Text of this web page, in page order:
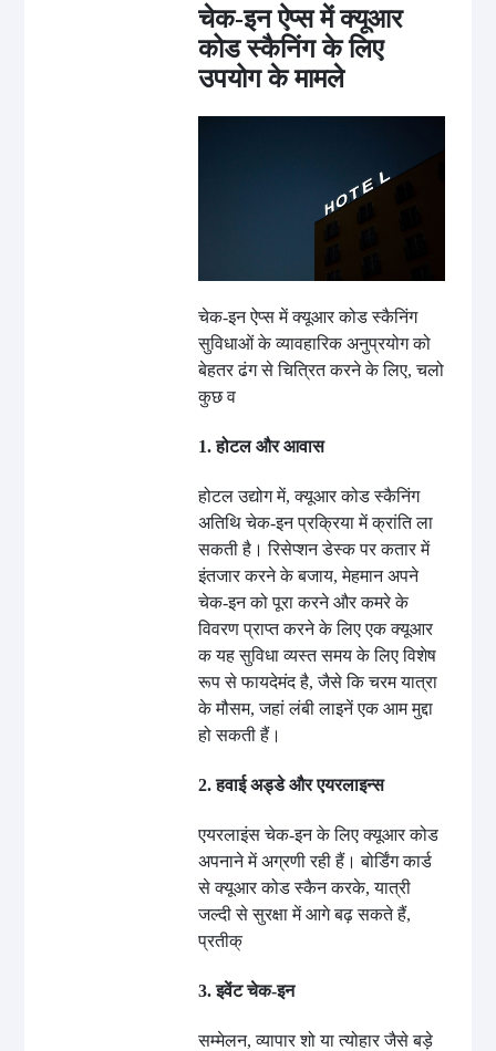
चेक-इन ऐप्स में क्यूआर
कोड स्कैनिंग के लिए
उपयोग के मामले
चेक-इन ऐप्स में क्यूआर कोड स्कैनिंग
सुविधाओं के व्यावहारिक अनुप्रयोग को
बेहतर ढंग से चित्रित करने के लिए, चलो
कुछ व
1. होटल और आवास
होटल उद्योग में, क्यूआर कोड स्कैनिंग
अतिथि चेक-इन प्रक्रिया में क्रांति ला
सकती है। रिसेप्शन डेस्क पर कतार में
इंतजार करने के बजाय, मेहमान अपने
चेक-इन को पूरा करने और कमरे के
विवरण प्राप्त करने के लिए एक क्यूआर
क यह सुविधा व्यस्त समय के लिए विशेष
रूप से फायदेमंद है, जैसे कि चरम यात्रा
के मौसम, जहां लंबी लाइनें एक आम मुद्दा
हो सकती हैं।
2. हवाई अड्डे और एयरलाइन्स
एयरलाइंस चेक-इन के लिए क्यूआर कोड
अपनाने में अग्रणी रही हैं। बोर्डिंग कार्ड
से क्यूआर कोड स्कैन करके, यात्री
जल्दी से सुरक्षा में आगे बढ़ सकते हैं,
प्रतीक्
3. इवेंट चेक-इन
सम्मेलन, व्यापार शो या त्योहार जैसे बड़े